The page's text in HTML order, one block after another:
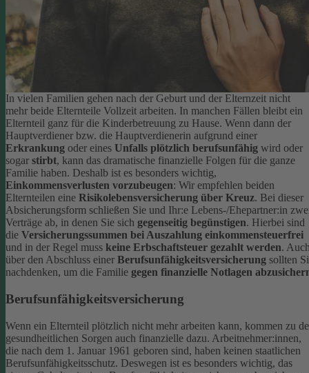
In vielen Familien gehen nach der Geburt und der Elternzeit nicht
mehr beide Elternteile Vollzeit arbeiten. In manchen Fällen bleibt ein
Elternteil ganz für die Kinderbetreuung zu Hause. Wenn dann der
Hauptverdiener bzw. die Hauptverdienerin aufgrund einer
Erkrankung oder eines Unfalls plötzlich berufsunfähig wird oder
sogar stirbt, kann das dramatische finanzielle Folgen für die ganze
Familie haben. Deshalb ist es besonders wichtig,
Einkommensverlusten vorzubeugen: Wir empfehlen beiden
Elternteilen eine Risikolebensversicherung über Kreuz. Bei dieser
Absicherungsform schließen Sie und Ihr:e Lebens-/Ehepartner:in
Verträge ab, in denen Sie sich gegenseitig begünstigen. Hierbei sind
die Versicherungssummen bei Auszahlung einkommensteuerfrei
und in der Regel muss keine Erbschaftsteuer gezahlt werden.
über den Abschluss einer Berufsunfähigkeitsversicherung sollten
nachdenken, um die Familie gegen finanzielle Notlagen
Berufsunfähigkeitsversicherung
Wenn ein Elternteil plötzlich nicht mehr arbeiten kann, kommen zu
gesundheitlichen Sorgen auch finanzielle dazu. Arbeitnehmer:innen,
die nach dem 1. Januar 1961 geboren sind, haben keinen staatlichen
Berufsunfähigkeitsschutz. Deswegen ist es besonders wichtig, das